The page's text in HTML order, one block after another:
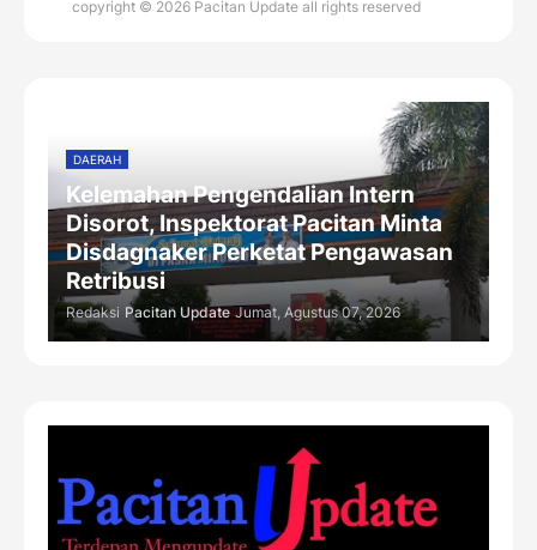
copyright © 2026 Pacitan Update all rights reserved
DAERAH
Kelemahan Pengendalian Intern
Disorot, Inspektorat Pacitan Minta
Disdagnaker Perketat Pengawasan
Retribusi
Redaksi Pacitan Update Jumat, Agustus 07, 2026